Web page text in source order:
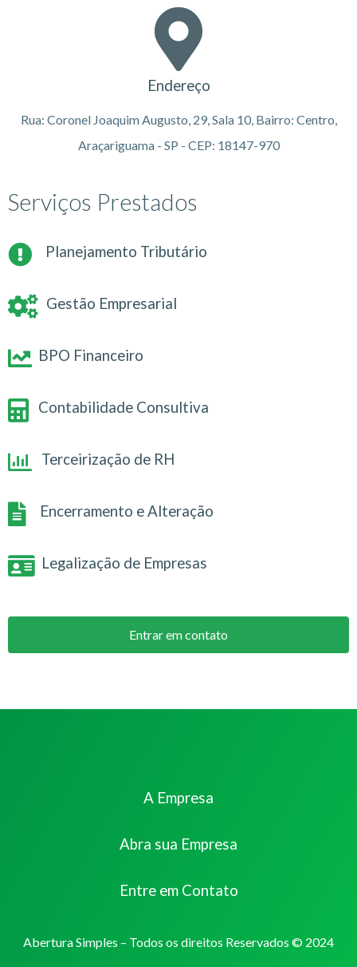
Endereço
Rua: Coronel Joaquim Augusto, 29, Sala 10, Bairro: Centro,
Araçariguama - SP - CEP: 18147-970
Serviços Prestados
Planejamento Tributário
Gestão Empresarial
BPO Financeiro
Contabilidade Consultiva
Terceirização de RH
Encerramento e Alteração
Legalização de Empresas
Entrar em contato
A Empresa
Abra sua Empresa
Entre em Contato
Abertura Simples – Todos os direitos Reservados © 2024